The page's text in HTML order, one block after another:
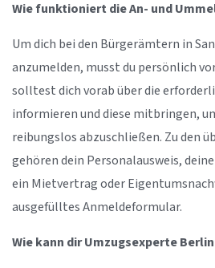
Wie funktioniert die An- und
Um dich bei den Bürgerämtern in
anzumelden, musst du persönlich
solltest dich vorab über die
informieren und diese mitbringen,
reibungslos abzuschließen. Zu den
gehören dein Personalausweis,
ein Mietvertrag oder
ausgefülltes Anmeldeformular.
Wie kann dir Umzugsexperte